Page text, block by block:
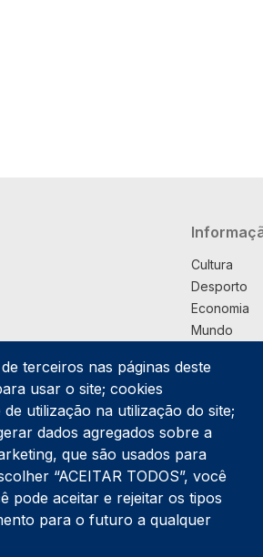
Nazaré
Cultura
Desporto
Economia
Mundo
País
Praça
Pub
Saúde
Sociedade
Rodapé
terceiros nas páginas deste
usar o site; cookies
utilização na utilização do site;
dados agregados sobre a
que são usados para
“ACEITAR TODOS”, você
pode aceitar e rejeitar os tipos
para o futuro a qualquer